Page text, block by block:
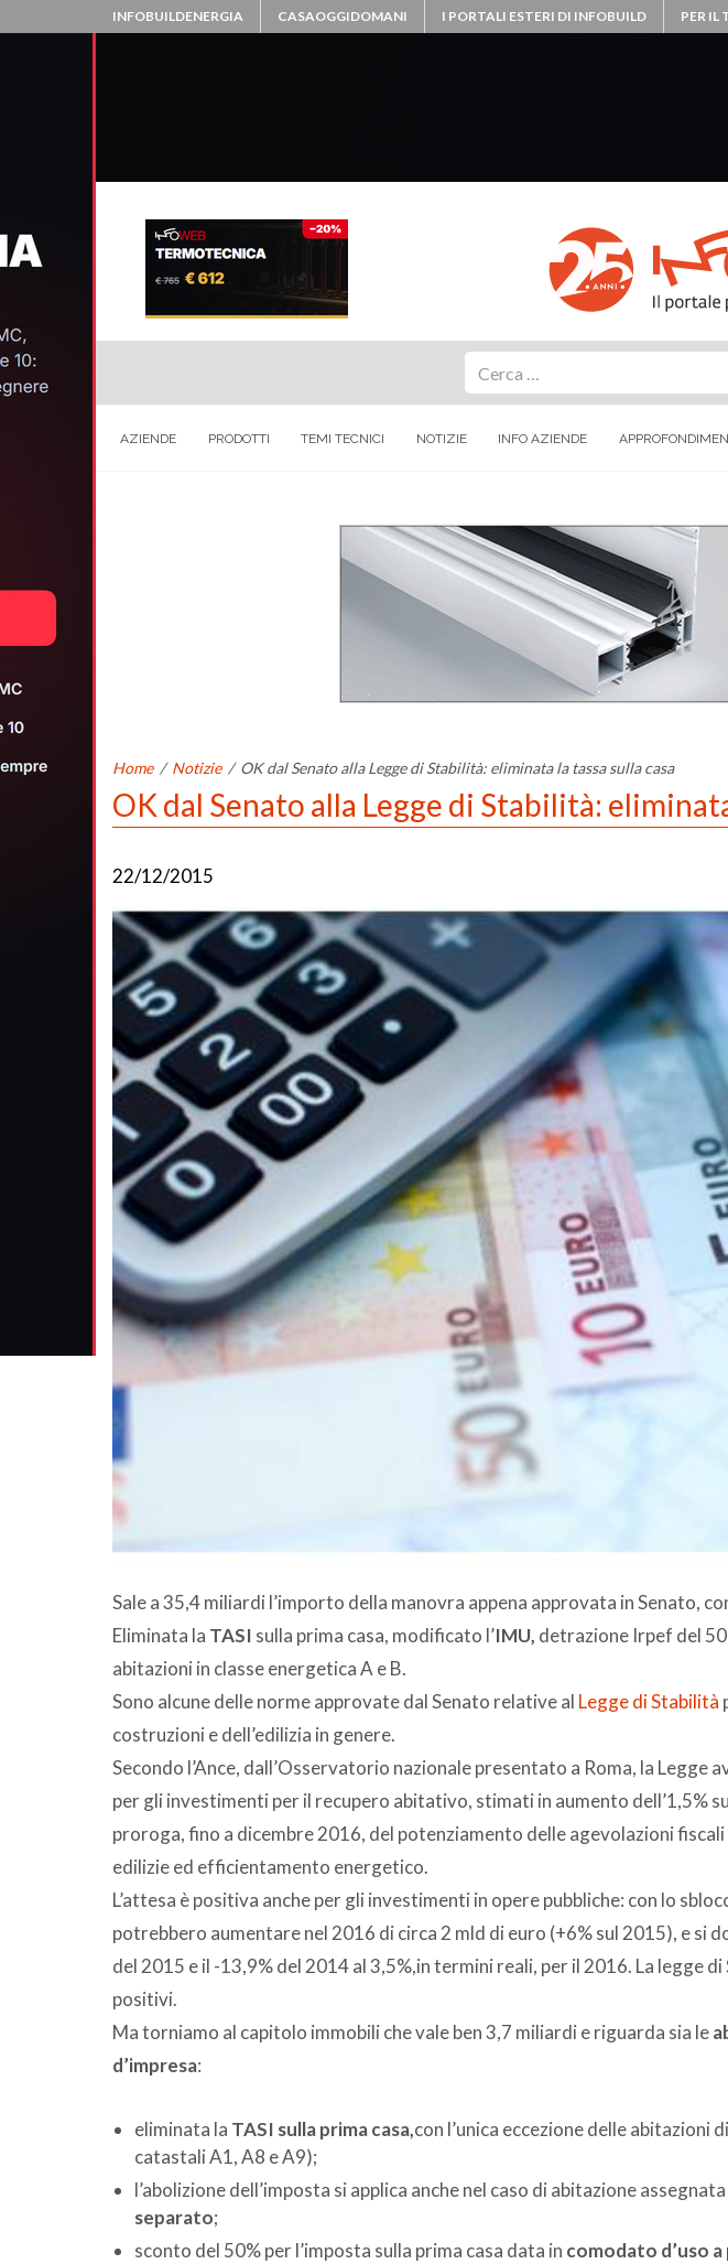
INFOBUILDENERGIA CASAOGGIDOMANI I PORTALI ESTERI DI INFOBUILD PER IL
AZIENDE PRODOTTI TEMI TECNICI NOTIZIE INFO AZIENDE
Home / Notizie / OK dal Senato alla Legge di Stabilità: eliminata la tassa sulla casa
OK dal Senato alla Legge di Stabilità:
22/12/2015
Sale a 35,4 miliardi l’importo della manovra appena approvata in Senato,
Eliminata la TASI sulla prima casa, modificato l’IMU, detrazione Irpef del
abitazioni in classe energetica A e B.
Sono alcune delle norme approvate dal Senato relative al Legge di Stabilità
costruzioni e dell’edilizia in genere.
Secondo l’Ance, dall’Osservatorio nazionale presentato a Roma, la Legge
per gli investimenti per il recupero abitativo, stimati in aumento dell’1,5%
proroga, fino a dicembre 2016, del potenziamento delle agevolazioni
edilizie ed efficientamento energetico.
L’attesa è positiva anche per gli investimenti in opere pubbliche: con lo
potrebbero aumentare nel 2016 di circa 2 mld di euro (+6% sul 2015), e si
del 2015 e il -13,9% del 2014 al 3,5%,in termini reali, per il 2016. La legge
positivi.
Ma torniamo al capitolo immobili che vale ben 3,7 miliardi e riguarda sia le
d’impresa:
eliminata la TASI sulla prima casa,con l’unica eccezione delle abitazioni
catastali A1, A8 e A9);
l’abolizione dell’imposta si applica anche nel caso di abitazione assegnata
separato;
sconto del 50% per l’imposta sulla prima casa data in comodato d’uso